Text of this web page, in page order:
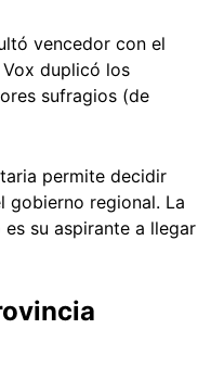
vencedor con el
duplicó los
sufragios (de
permite decidir
gobierno regional. La
su aspirante a llegar